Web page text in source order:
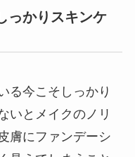
っかりスキンケ
る今こそしっかり
いとメイクのノリ
膚にファンデーシ